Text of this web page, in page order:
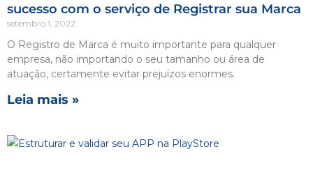
sucesso com o serviço de Registrar sua Marca
setembro 1, 2022
O Registro de Marca é muito importante para qualquer
empresa, não importando o seu tamanho ou área de
atuação, certamente evitar prejuízos enormes.
Leia mais »